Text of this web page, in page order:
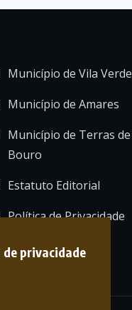
privacidade
Município de Vila Verde
Município de Amares
Município de Terras de
Bouro
Estatuto Editorial
Política de Privacidade